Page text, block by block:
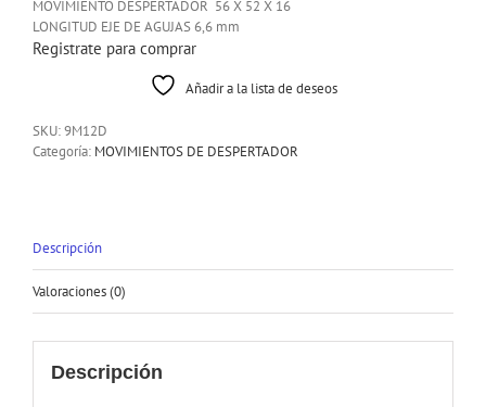
MOVIMIENTO DESPERTADOR 56 X 52 X 16
LONGITUD EJE DE AGUJAS 6,6 mm
Registrate para comprar
Añadir a la lista de deseos
SKU:9M12D
Categoría: MOVIMIENTOS DE DESPERTADOR
Descripción
Valoraciones (0)
Descripción